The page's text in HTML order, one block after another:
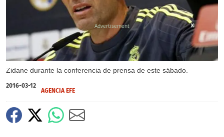
Zidane durante la conferencia de prensa de este sábado.
X
2016-03-12
AGENCIA EFE